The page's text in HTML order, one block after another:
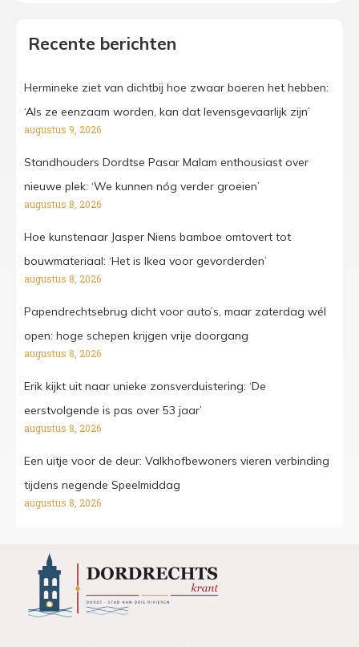
Recente berichten
Hermineke ziet van dichtbij hoe zwaar boeren het hebben:
‘Als ze eenzaam worden, kan dat levensgevaarlijk zijn’
augustus 9, 2026
Standhouders Dordtse Pasar Malam enthousiast over
nieuwe plek: ‘We kunnen nóg verder groeien’
augustus 8, 2026
Hoe kunstenaar Jasper Niens bamboe omtovert tot
bouwmateriaal: ‘Het is Ikea voor gevorderden’
augustus 8, 2026
Papendrechtsebrug dicht voor auto’s, maar zaterdag wél
open: hoge schepen krijgen vrije doorgang
augustus 8, 2026
Erik kijkt uit naar unieke zonsverduistering: ‘De
eerstvolgende is pas over 53 jaar’
augustus 8, 2026
Een uitje voor de deur: Valkhofbewoners vieren verbinding
tijdens negende Speelmiddag
augustus 8, 2026